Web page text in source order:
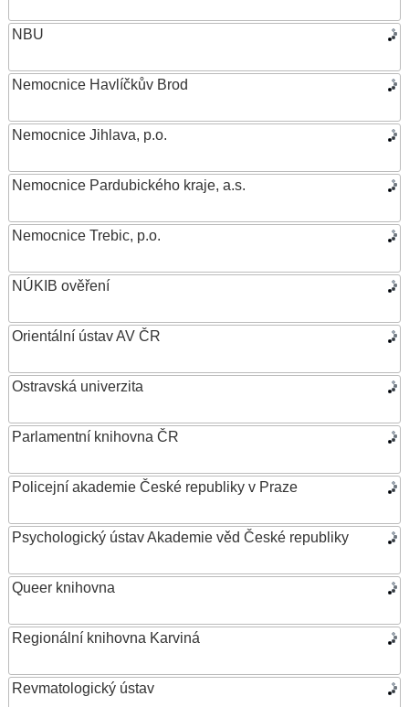
NBU
Nemocnice Havlíčkův Brod
Nemocnice Jihlava, p.o.
Nemocnice Pardubického kraje, a.s.
Nemocnice Trebic, p.o.
NÚKIB ověření
Orientální ústav AV ČR
Ostravská univerzita
Parlamentní knihovna ČR
Policejní akademie České republiky v Praze
Psychologický ústav Akademie věd České republiky
Queer knihovna
Regionální knihovna Karviná
Revmatologický ústav